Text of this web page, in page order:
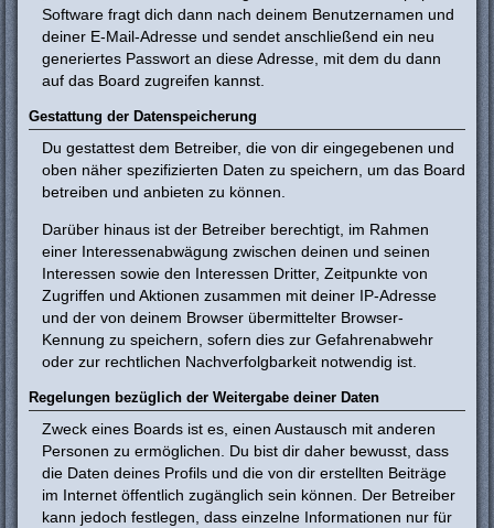
Software fragt dich dann nach deinem Benutzernamen und
deiner E-Mail-Adresse und sendet anschließend ein neu
generiertes Passwort an diese Adresse, mit dem du dann
auf das Board zugreifen kannst.
Gestattung der Datenspeicherung
Du gestattest dem Betreiber, die von dir eingegebenen und
oben näher spezifizierten Daten zu speichern, um das Board
betreiben und anbieten zu können.
Darüber hinaus ist der Betreiber berechtigt, im Rahmen
einer Interessenabwägung zwischen deinen und seinen
Interessen sowie den Interessen Dritter, Zeitpunkte von
Zugriffen und Aktionen zusammen mit deiner IP-Adresse
und der von deinem Browser übermittelter Browser-
Kennung zu speichern, sofern dies zur Gefahrenabwehr
oder zur rechtlichen Nachverfolgbarkeit notwendig ist.
Regelungen bezüglich der Weitergabe deiner Daten
Zweck eines Boards ist es, einen Austausch mit anderen
Personen zu ermöglichen. Du bist dir daher bewusst, dass
die Daten deines Profils und die von dir erstellten Beiträge
im Internet öffentlich zugänglich sein können. Der Betreiber
kann jedoch festlegen, dass einzelne Informationen nur für